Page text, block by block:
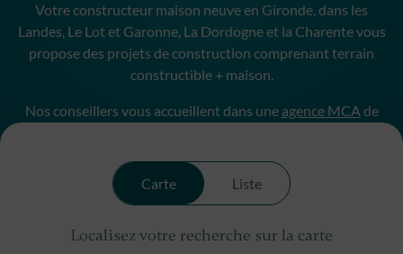
Votre constructeur maison neuve en Gironde, dans les
Landes, Le Lot et Garonne, La Dordogne et la Charente vous
propose des projets de construction comprenant terrain
constructible + maison.
Nos conseillers vous accueillent dans une agence MCA de
Carte Liste
Localisez votre recherche sur la carte